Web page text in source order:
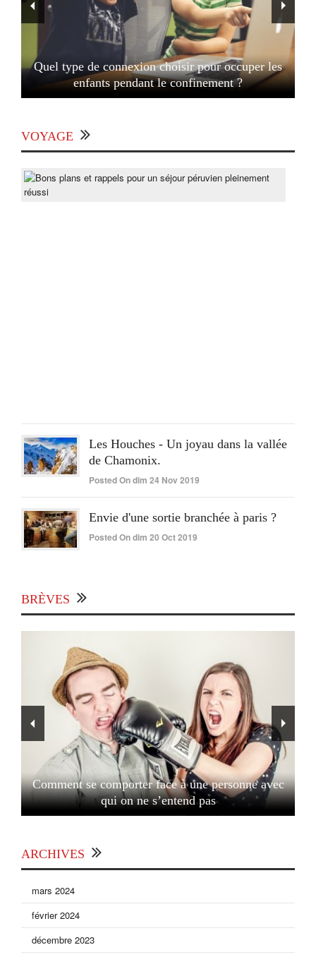
Quel type de connexion choisir pour occuper les
enfants pendant le confinement ?
VOYAGE
Les Houches - Un joyau dans la vallée
de Chamonix.
Posted On dim 24 Nov 2019
Envie d'une sortie branchée à paris ?
Posted On dim 20 Oct 2019
BRÈVES
Comment se comporter face à une personne avec
qui on ne s’entend pas
ARCHIVES
mars 2024
février 2024
décembre 2023